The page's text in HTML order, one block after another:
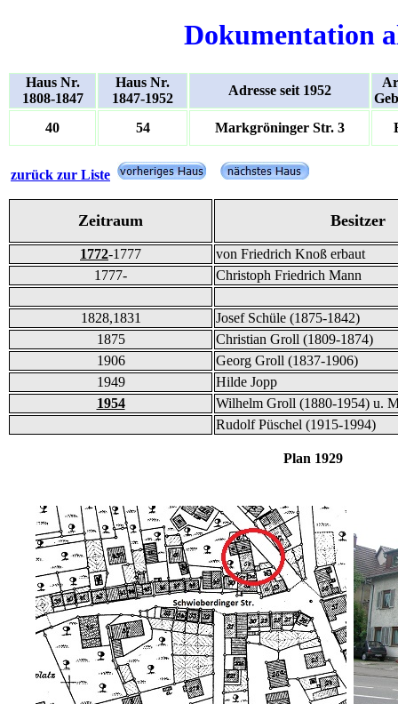
Dokumentation
Haus Nr.
1808-1847
Haus Nr.
1847-1952
Adresse seit 1952
40
54 Markgröninger Str. 3
zurück zur Liste
Zeitraum Besitzer
1772-1777
von Friedrich Knoß erbaut
1777-
Christoph Friedrich Mann
1828,1831
Josef Schüle (1875-1842)
1875
Christian Groll (1809-1874)
1906
Georg Groll (1837-1906)
1949
Hilde Jopp
1954
Wilhelm Groll (1880-1954) u.
Rudolf Püschel (1915-1994)
Plan